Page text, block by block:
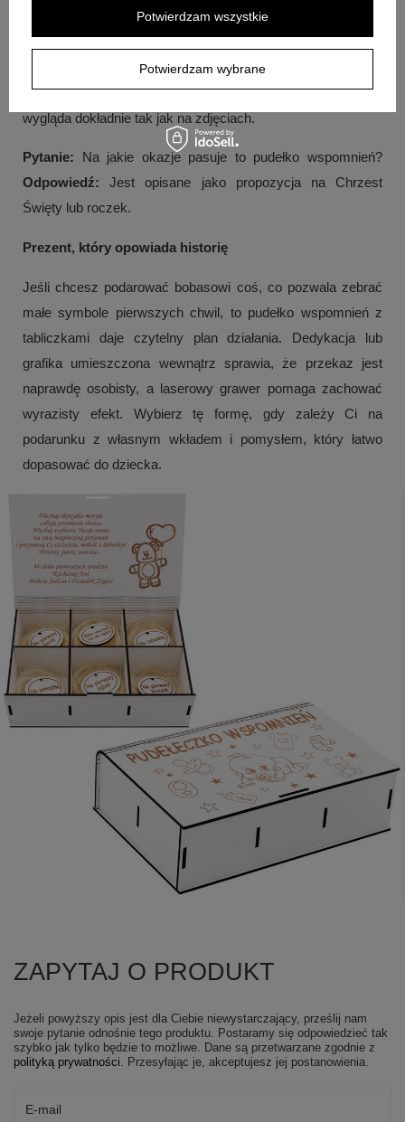
Czy z zewnątrz pudełko zmienia wygląd po
personalizacji?Odpowiedź:Nie, z zewnątrz okładka
wygląda dokładnie tak jak na zdjęciach.
Pytanie: Na jakie okazje pasuje to pudełko wspomnień?
Odpowiedź: Jest opisane jako propozycja na Chrzest
Święty lub roczek.
Prezent, który opowiada historię
Jeśli chcesz podarować bobasowi coś, co pozwala zebrać
małe symbole pierwszych chwil, to pudełko wspomnień z
tabliczkami daje czytelny plan działania. Dedykacja lub
grafika umieszczona wewnątrz sprawia, że przekaz jest
naprawdę osobisty, a laserowy grawer pomaga zachować
wyrazisty efekt. Wybierz tę formę, gdy zależy Ci na
podarunku z własnym wkładem i pomysłem, który łatwo
dopasować do dziecka.
ZAPYTAJ O PRODUKT
Jeżeli powyższy opis jest dla Ciebie niewystarczający, prześlij nam
swoje pytanie odnośnie tego produktu. Postaramy się odpowiedzieć tak
szybko jak tylko będzie to możliwe. Dane są przetwarzane zgodnie z
polityką prywatności. Przesyłając je, akceptujesz jej postanowienia.
E-mail
Potwierdzam wybrane
Potwierdzam wszystkie